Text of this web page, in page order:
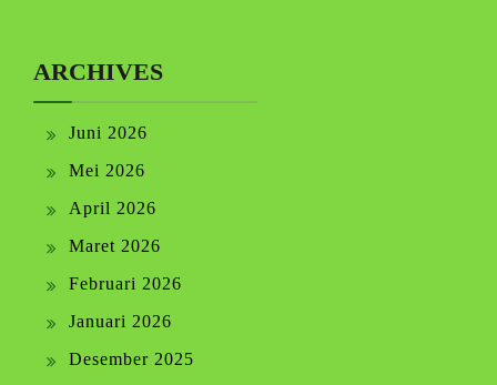
ARCHIVES
Juni 2026
Mei 2026
April 2026
Maret 2026
Februari 2026
Januari 2026
Desember 2025